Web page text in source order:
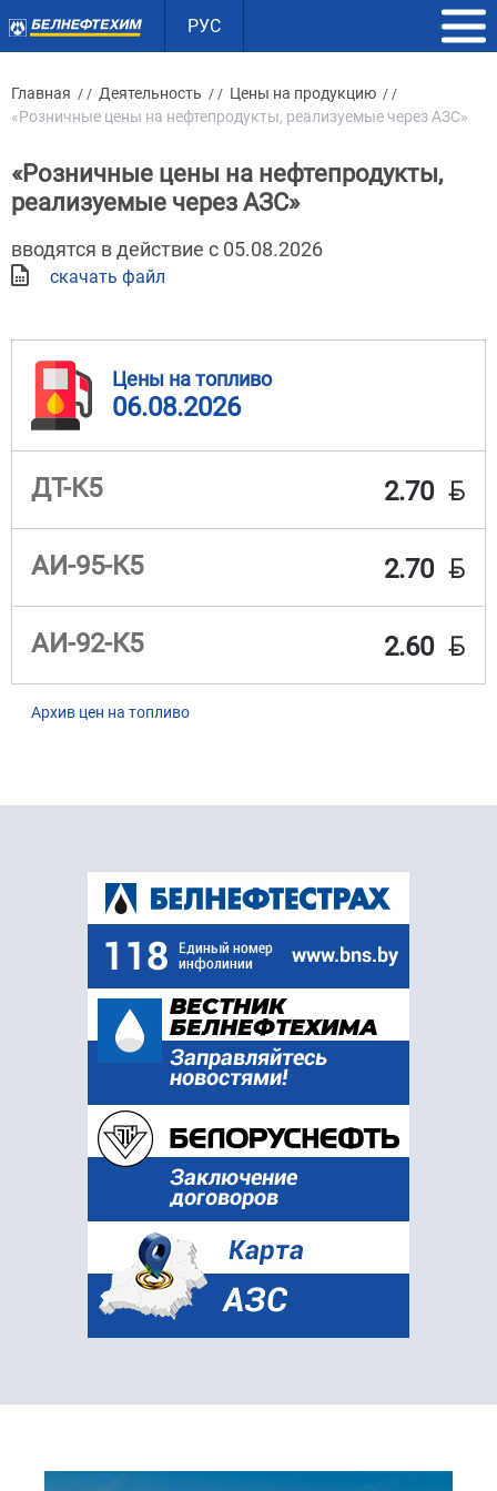
РУС
Главная / / Деятельность / / Цены на продукцию / /
«Розничные цены на нефтепродукты, реализуемые через АЗС»
«Розничные цены на нефтепродукты,
реализуемые через АЗС»
вводятся в действие с 05.08.2026
скачать файл
Цены на топливо
06.08.2026
ДТ-К5 2.70 BYN
АИ-95-К5 2.70 BYN
АИ-92-К5 2.60 BYN
Архив цен на топливо